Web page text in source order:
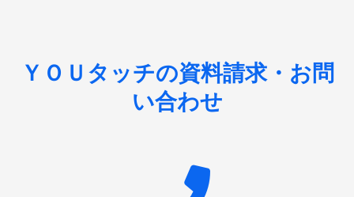
ＹＯＵタッチの資料請求・お問
い合わせ